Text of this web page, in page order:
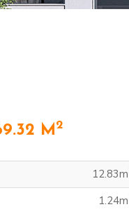
M2
12.83m
1.24m